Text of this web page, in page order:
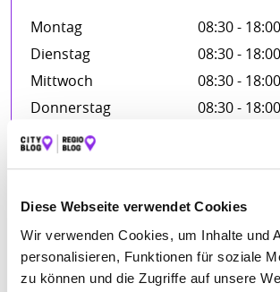
Diese Webseite verwendet Cookies
Wir verwenden Cookies, um Inhalte und
personalisieren, Funktionen für soziale
zu können und die Zugriffe auf unsere
Montag
08:30 - 18:00
Dienstag
08:30 - 18:00
Mittwoch
08:30 - 18:00
Donnerstag
08:30 - 18:00
Freitag
BEWERTUNGEN